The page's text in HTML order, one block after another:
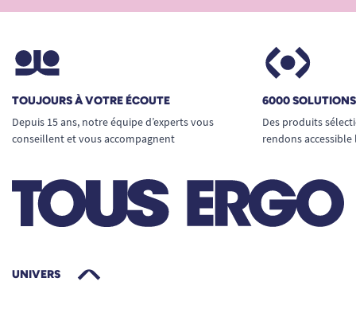
TOUJOURS À VOTRE ÉCOUTE
Depuis 15 ans, notre équipe d’experts vous
conseillent et vous accompagnent
6000
Des produits
rendons
UNIVERS